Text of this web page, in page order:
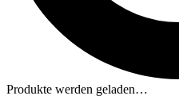
Produkte werden geladen…